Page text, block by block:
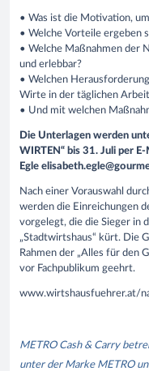
• Was ist die Motivation,
• Welche Vorteile ergeben
• Welche Maßnahmen der
und erlebbar?
• Welchen
Wirte in der täglichen
• Und mit welchen
Die Unterlagen werden
WIRTEN“ bis 31. Juli per
Egle
Nach einer Vorauswahl
werden die Einreichungen
vorgelegt, die die Sieger in
„Stadtwirtshaus“ kürt. Die
Rahmen der „Alles für den
vor Fachpublikum geehrt.
www.wirtshausfuehrer.at/
METRO Cash & Carry
unter der Marke METRO